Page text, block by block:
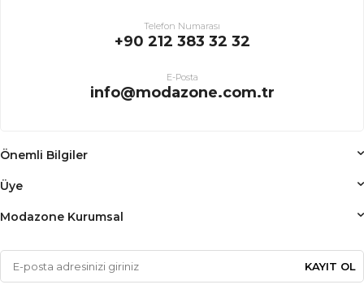
Telefon Numarası
+90 212 383 32 32
E-Posta
info@modazone.com.tr
Önemli Bilgiler
Üye
Modazone Kurumsal
KAYIT OL